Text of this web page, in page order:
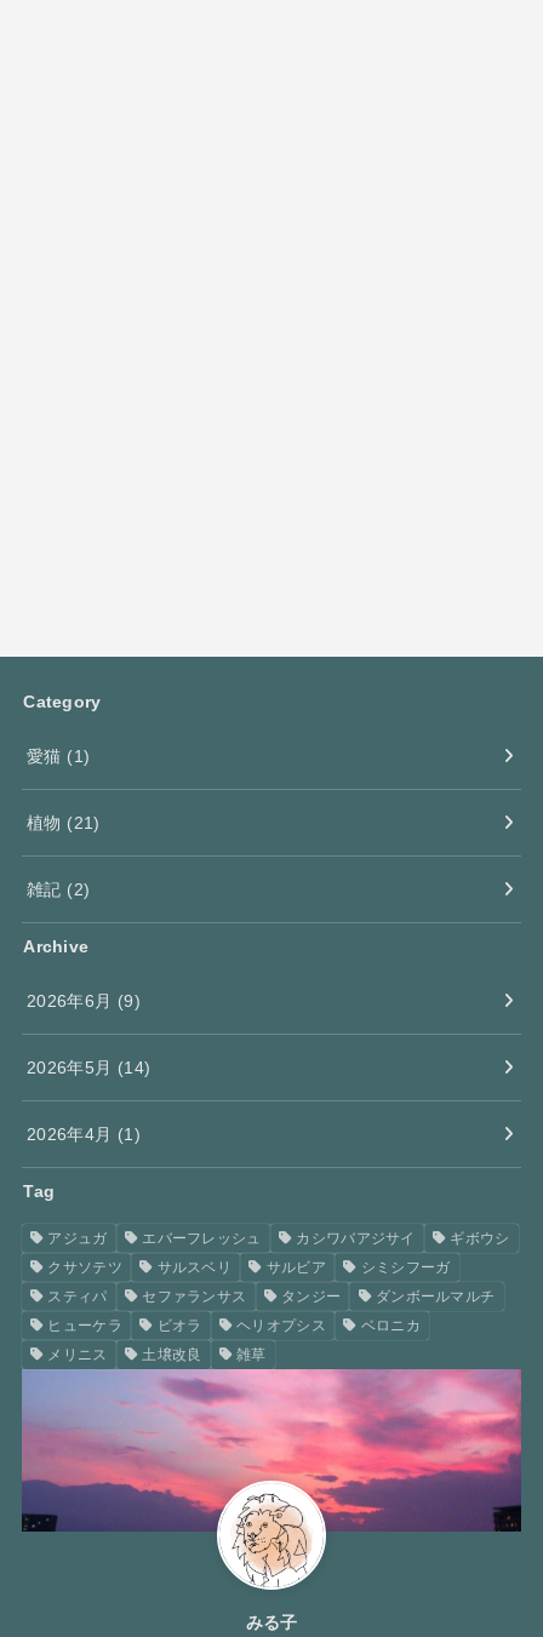
Category
愛猫 (1)
植物 (21)
雑記 (2)
Archive
2026年6月 (9)
2026年5月 (14)
2026年4月 (1)
Tag
アジュガ エバーフレッシュ カシワバアジサイ
ギボウシ
クサソテツ
サルスベリ サルビア
シミシフーガ
スティパ
セファランサス タンジー
ダンボールマルチ
ヒューケラ
ビオラ ヘリオプシス
ベロニカ
メリニス
土壌改良 雑草
みる子